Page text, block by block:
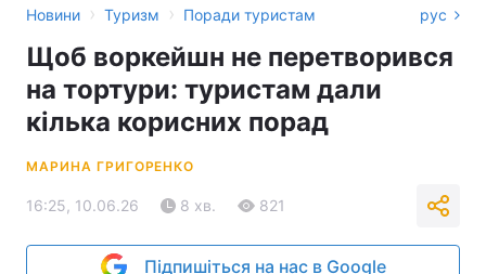
Новини › Туризм › Поради туристам рус
Щоб воркейшн не перетворився
на тортури: туристам дали
кілька корисних порад
МАРИНА ГРИГОРЕНКО
16:25, 10.06.26 8 хв. 821
Підпишіться на нас в Google